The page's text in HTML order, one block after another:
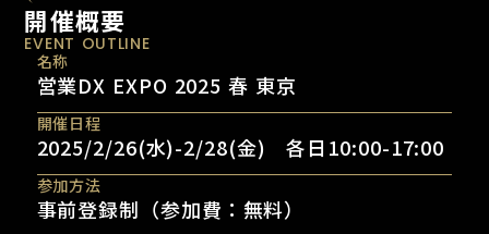
開催概要
EVENT OUTLINE
名称
営業DX EXPO 2025 春 東京
開催日程
2025/2/26(水)-2/28(金) 各日10:00-17:00
参加方法
事前登録制（参加費：無料）